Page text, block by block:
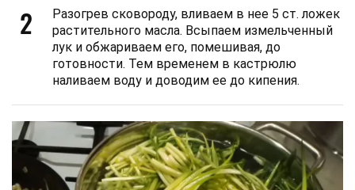
2
Разогрев сковороду, вливаем в нее 5 ст. ложек
растительного масла. Всыпаем измельченный
лук и обжариваем его, помешивая, до
готовности. Тем временем в кастрюлю
наливаем воду и доводим ее до кипения.